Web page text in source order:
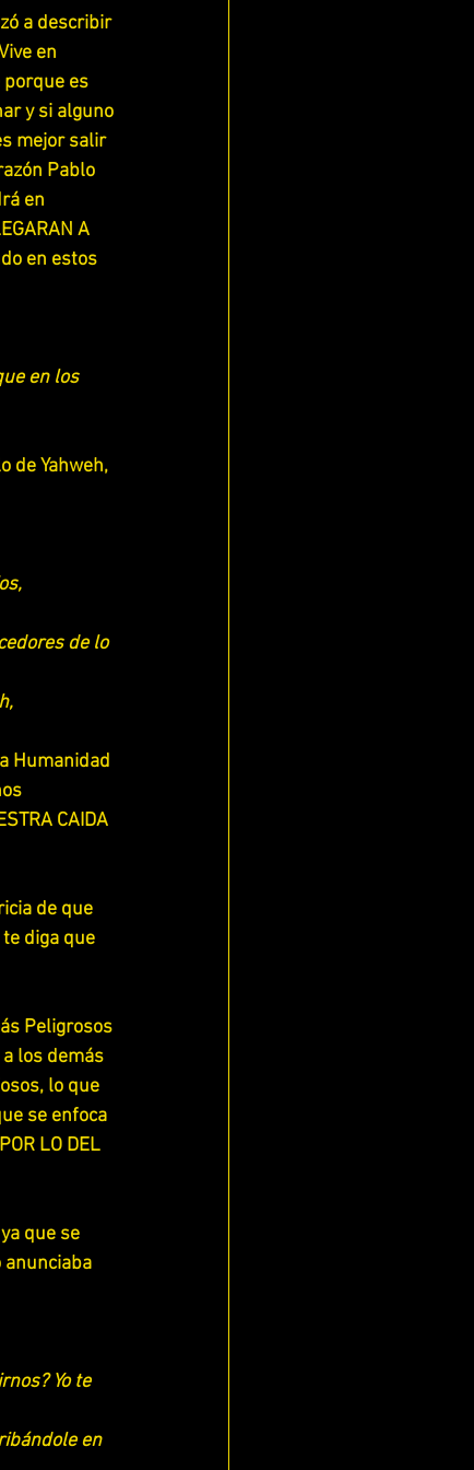
a describir
en
es
y si alguno
mejor salir
Pablo
en
A
en estos
en los
de Yahweh,
de lo
Humanidad
CAIDA
de que
diga que
Peligrosos
los demás
lo que
se enfoca
LO DEL
que se
anunciaba
Yo te
en